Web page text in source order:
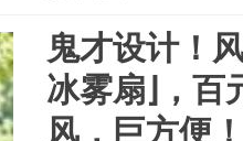
鬼才设计！
冰雾扇⌋，百
风，巨方便